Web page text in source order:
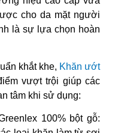
cho da mặt người
là sự lựa chọn hoàn
khắt khe, Khăn ướt
vượt trội giúp các
tâm khi sử dụng:
100% bột gỗ: